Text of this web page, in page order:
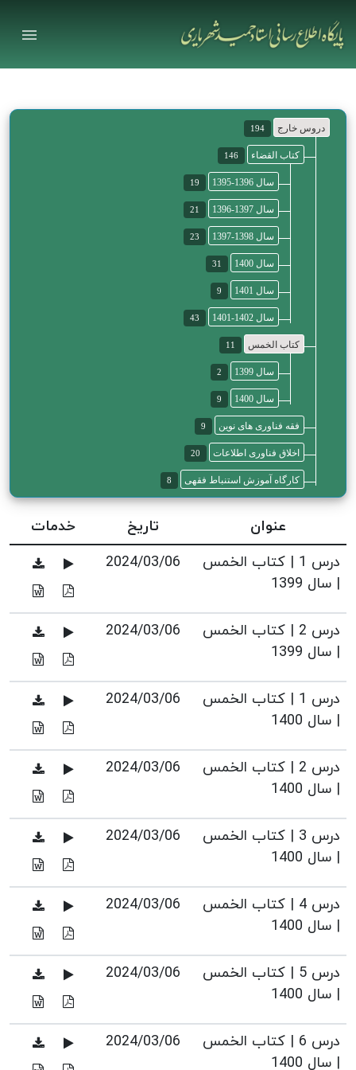
دروس خارج 194
کتاب القضاء 146
سال 1396-1395 19
سال 1397-1396 21
سال 1398-1397 23
سال 1400 31
سال 1401 9
سال 1402-1401 43
کتاب الخمس 11
سال 1399 2
سال 1400 9
فقه فناوری های نوین 9
اخلاق فناوری اطلاعات 20
کارگاه آموزش استنباط فقهی 8
عنوان تاریخ
خدمات
درس 1 | کتاب الخمس
| سال 1399
2024/03/06
درس 2 | کتاب الخمس
| سال 1399
2024/03/06
درس 1 | کتاب الخمس
| سال 1400
2024/03/06
درس 2 | کتاب الخمس
| سال 1400
2024/03/06
درس 3 | کتاب الخمس
| سال 1400
2024/03/06
درس 4 | کتاب الخمس
| سال 1400
2024/03/06
درس 5 | کتاب الخمس
| سال 1400
2024/03/06
درس 6 | کتاب الخمس
| سال 1400
2024/03/06